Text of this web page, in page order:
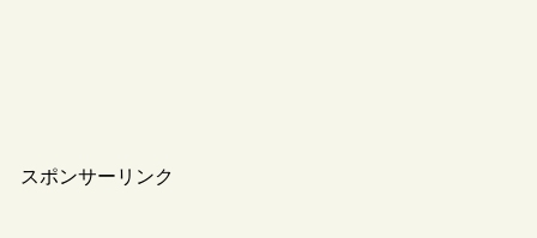
スポンサーリンク